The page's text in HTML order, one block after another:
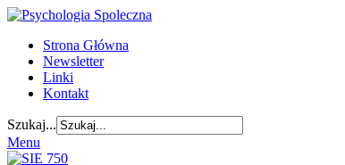
Strona Główna
Newsletter
Linki
Kontakt
Szukaj...
Menu